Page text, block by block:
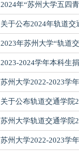
2024年“苏州大学五四
关于公布2024年轨道
2023年苏州大学“轨道
2023-2024学年本科生
苏州大学2022-2023学
关于公布轨道交通学院
苏州大学轨道交通学院
苏州大学2022-2023学